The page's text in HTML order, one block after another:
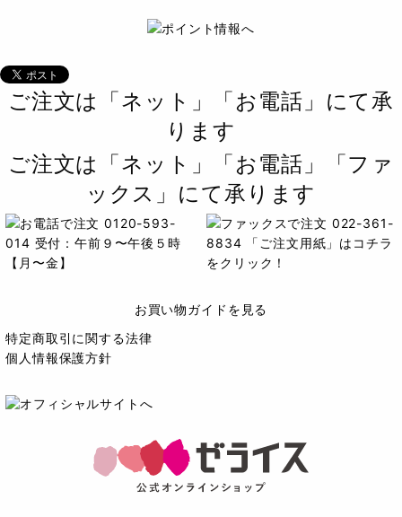
ご注文は「ネット」「お電話」にて承
ります
ご注文は「ネット」「お電話」「ファ
ックス」にて承ります
お買い物ガイドを見る
特定商取引に関する法律
個人情報保護方針